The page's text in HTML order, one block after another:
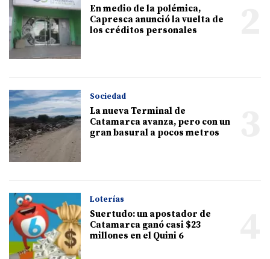
En medio de la polémica,
Capresca anunció la vuelta de
los créditos personales
Sociedad
La nueva Terminal de
Catamarca avanza, pero con un
gran basural a pocos metros
Loterías
Suertudo: un apostador de
Catamarca ganó casi $23
millones en el Quini 6